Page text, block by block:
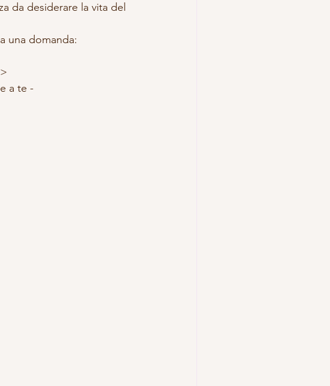
da desiderare la vita del
una domanda:
a te -